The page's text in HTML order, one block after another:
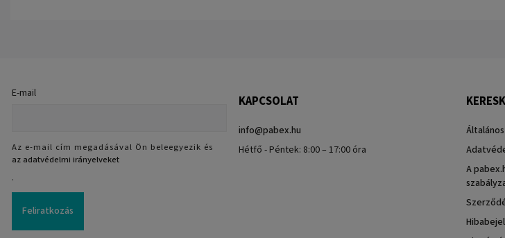
E-mail
Az e-mail cím megadásával Ön beleegyezik és
az adatvédelmi irányelveket
.
Feliratkozás
KAPCSOLAT
info@pabex.hu
Hétfő - Péntek: 8:00 – 17:00 óra
A